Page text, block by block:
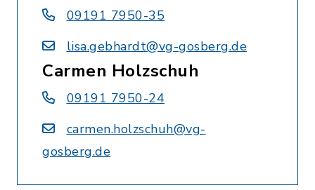
09191 7950-35
lisa.gebhardt@vg-gosberg.de
Carmen Holzschuh
09191 7950-24
carmen.holzschuh@vg-
gosberg.de